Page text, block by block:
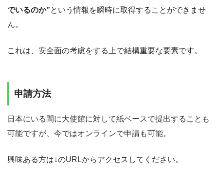
でいるのか”という情報を瞬時に取得することができませ
ん。
これは、安全面の考慮をする上で結構重要な要素です。
申請方法
日本にいる間に大使館に対して紙ベースで提出することも
可能ですが、今ではオンラインで申請も可能。
興味ある方は↓のURLからアクセスしてください。